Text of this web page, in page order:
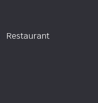
Restaurant